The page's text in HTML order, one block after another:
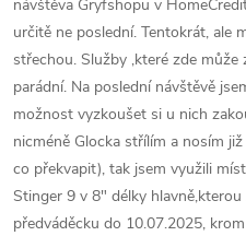
návštěva Gryfshopu v
určitě ne poslední. Tentokrát, ale
střechou. Služby ,které zde
parádní. Na poslední návštěvě
možnost vyzkoušet si u nich
nicméně Glocka střílím a nosím
co překvapit), tak jsem využili
Stinger 9 v 8" délky
předváděcku do 10.07.2025,